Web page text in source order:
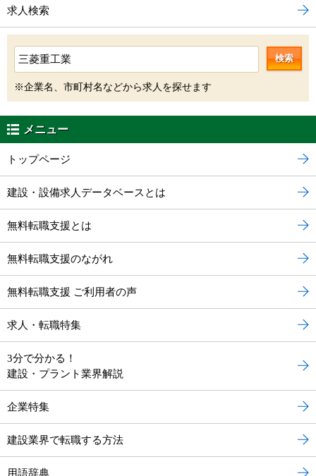
求人検索
検索
※企業名、市町村名などから求人を探せます
メニュー
トップページ
建設・設備求人データベースとは
無料転職支援とは
無料転職支援のながれ
無料転職支援 ご利用者の声
求人・転職特集
3分で分かる！
建設・プラント業界解説
企業特集
建設業界で転職する方法
用語辞典